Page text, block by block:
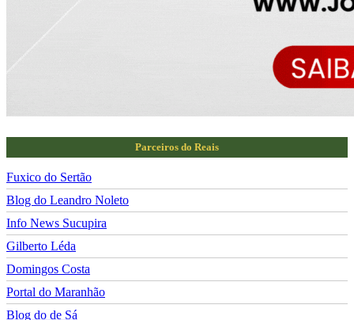
Parceiros do Reais
Fuxico do Sertão
Blog do Leandro Noleto
Info News Sucupira
Gilberto Léda
Domingos Costa
Portal do Maranhão
Blog do de Sá